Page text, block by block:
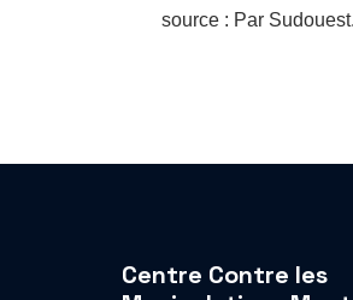
source : Par
Centre Contre les